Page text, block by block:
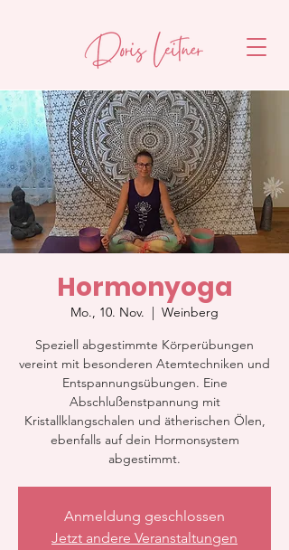
Hormonyoga
Mo., 10. Nov.
  |
Weinberg
Speziell abgestimmte Körperübungen
vereint mit besonderen Atemtechniken und
Entspannungsübungen. Eine
Abschlußenstpannung mit
Kristallklangschalen und ätherischen Ölen,
ebenfalls auf dein Hormonsystem
abgestimmt.
Anmeldung geschlossen
Jetzt andere Veranstaltungen